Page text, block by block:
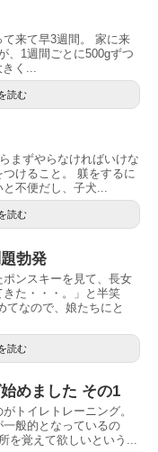
来て早3週間。 家に来
、1週間ごとに500gずつ
く...
読む
まずやらなければいけな
けること。 躾をするに
不便だし、子犬...
読む
勃発
ンスキーを見て、長女
た・・・。」と半笑
てなので、娘たちにと
読む
めました その1
トイレトレーニング。
般的となっているの
を覚えて欲しいという...